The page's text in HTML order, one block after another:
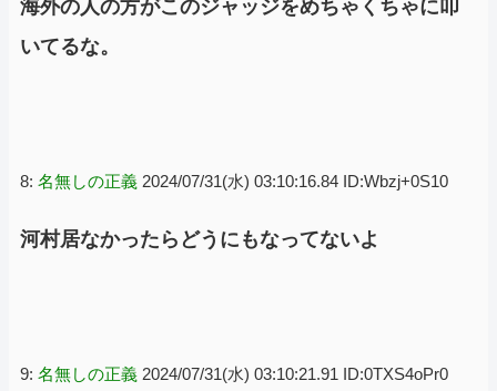
海外の人の方がこのジャッジをめちゃくちゃに叩
いてるな。
8: 名無しの正義 2024/07/31(水) 03:10:16.84 ID:Wbzj+0S10
河村居なかったらどうにもなってないよ
9: 名無しの正義 2024/07/31(水) 03:10:21.91 ID:0TXS4oPr0